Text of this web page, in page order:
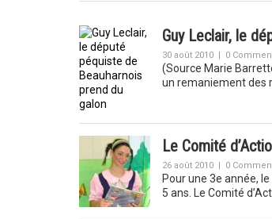
Guy Leclair, le
30 août 2010 | 0
(Source Marie
un remaniement des
Le Comité
26 août 2010 | 0
Pour une 3e année,
5 ans. Le Comité